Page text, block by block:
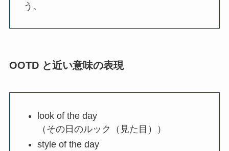
う。
OOTD と近い意味の表現
look of the day
（その日のルック（見た目））
style of the day